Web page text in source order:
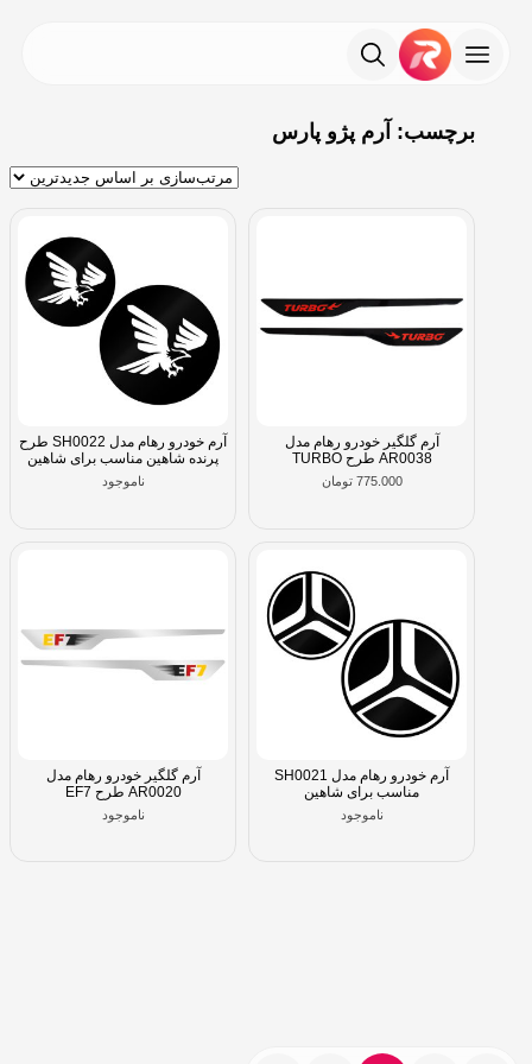
برچسب: آرم پژو پارس
آرم گلگیر خودرو رهام مدل
AR0038 طرح TURBO
775.000 تومان
آرم خودرو رهام مدل SH0022 طرح
پرنده شاهین مناسب برای شاهین
ناموجود
آرم خودرو رهام مدل SH0021
مناسب برای شاهین
ناموجود
آرم گلگیر خودرو رهام مدل
AR0020 طرح EF7
ناموجود